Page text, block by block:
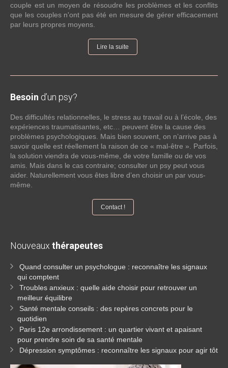
couple est un moyen de résoudre les problèmes et les conflits
que les couples n'ont pas été en mesure de gérer efficacement
par leurs propres moyens.
Lire la suite
Besoin d’un psy?
Des difficultés relationnelles, le stress au travail ou à l’école, des
expériences traumatisantes, etc… peuvent être la cause des
problèmes psychologiques. Mais bien souvent, on n’arrive pas à
savoir quelle est réellement la raison de ce « mal-être ». Parfois,
la solution viendra de vous-même, de votre famille ou de vos
amis. Mais dans le cas contraire; consulter un psy peut vous
aider. Naturellement vous êtes libre d’en choisir un par vous-
même.
Contact !
Nouveaux thérapeutes
Quand consulter un psychologue : reconnaître les signaux
qui comptent
Troubles anxieux : quelle aide choisir pour retrouver un
meilleur équilibre
Santé mentale conseils : des repères concrets pour le
quotidien
Paris 12e arrondissement : un quartier vivant et apaisant
pour prendre soin de sa santé mentale
Dépression symptômes : reconnaître les signaux pour agir tôt